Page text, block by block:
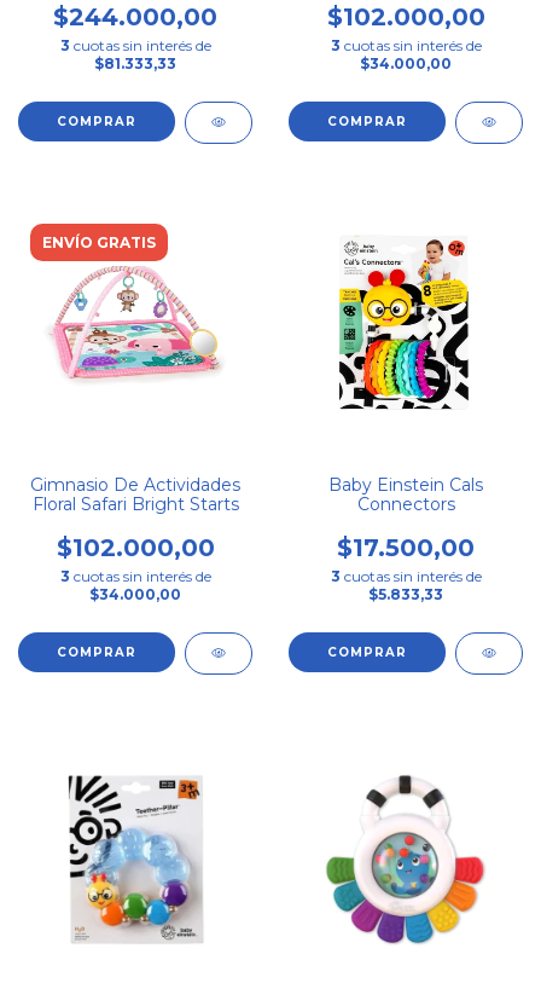
$244.000,00
3 cuotas sin interés de
$81.333,33
$102.000,00
3 cuotas sin interés de
$34.000,00
ENVÍO GRATIS
Gimnasio De Actividades
Floral Safari Bright Starts
$102.000,00
3 cuotas sin interés de
$34.000,00
Baby Einstein Cals
Connectors
$17.500,00
3 cuotas sin interés de
$5.833,33